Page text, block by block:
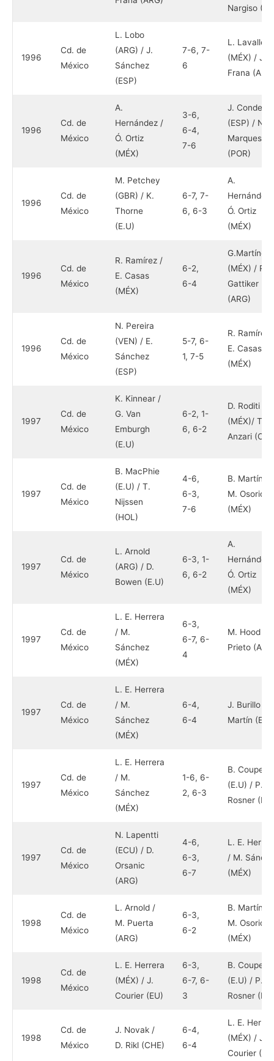
Nargiso
1996
Cd. de
México
L. Lobo
(ARG) / J.
Sánchez
(ESP)
7-6, 7-
6
L. Lavalle
(MÉX) / J.
Frana
1996
Cd. de
México
A.
Hernández /
Ó. Ortiz
(MÉX)
3-6,
6-4,
7-6
J. Conde
(ESP) / N.
Marques
(POR)
1996
Cd. de
México
M. Petchey
(GBR) / K.
Thorne
(E.U)
6-7, 7-
6, 6-3
A.
Hernández
Ó. Ortiz
(MÉX)
1996
Cd. de
México
R. Ramírez /
E. Casas
(MÉX)
6-2,
6-4
G.Martínez
(MÉX) / R.
Gattiker
(ARG)
1996
Cd. de
México
N. Pereira
(VEN) / E.
Sánchez
(ESP)
5-7, 6-
1, 7-5
R. Ramírez
E. Casas
(MÉX)
1997
Cd. de
México
K. Kinnear /
G. Van
Emburgh
(E.U)
6-2, 1-
6, 6-2
D. Roditi
(MÉX)/ T.
Anzari
1997
Cd. de
México
B. MacPhie
(E.U) / T.
Nijssen
(HOL)
4-6,
6-3,
7-6
B.
M. Osorio
(MÉX)
1997
Cd. de
México
L. Arnold
(ARG) / D.
Bowen (E.U)
6-3, 1-
6, 6-2
A.
Hernández
Ó. Ortiz
(MÉX)
1997
Cd. de
México
L. E. Herrera
/ M.
Sánchez
(MÉX)
6-3,
6-7, 6-
4
M. Hood /
Prieto
1997
Cd. de
México
L. E. Herrera
/ M.
Sánchez
(MÉX)
6-4,
6-4
J. Burillo /
Martín
1997
Cd. de
México
L. E. Herrera
/ M.
Sánchez
(MÉX)
1-6, 6-
2, 6-3
B. Coupe
(E.U) / P.
Rosner
1997
Cd. de
México
N. Lapentti
(ECU) / D.
Orsanic
(ARG)
4-6,
6-3,
6-7
L. E.
/ M.
(MÉX)
1998
Cd. de
México
L. Arnold /
M. Puerta
(ARG)
6-3,
6-2
B.
M. Osorio
(MÉX)
1998
Cd. de
México
L. E. Herrera
(MÉX) / J.
Courier (EU)
6-3,
6-7, 6-
3
B. Coupe
(E.U) / P.
Rosner
1998
Cd. de
México
J. Novak /
D. Rikl (CHE)
6-4,
6-4
L. E.
(MÉX) / J.
Courier